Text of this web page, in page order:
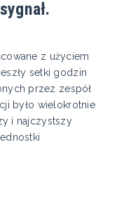
z użyciem
setki godzin
przez zespół
było wielokrotnie
i najczystszy